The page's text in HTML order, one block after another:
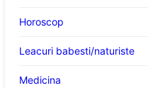
Horoscop
Leacuri babesti/naturiste
Medicina